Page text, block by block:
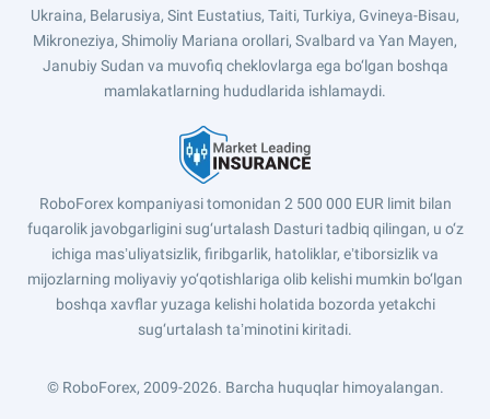
Ukraina, Belarusiya, Sint Eustatius, Taiti, Turkiya, Gvineya-Bisau,
Mikroneziya, Shimoliy Mariana orollari, Svalbard va Yan Mayen,
Janubiy Sudan va muvofiq cheklovlarga ega bo‘lgan boshqa
mamlakatlarning hududlarida ishlamaydi.
RoboForex kompaniyasi tomonidan 2 500 000 EUR limit bilan
fuqarolik javobgarligini sug‘urtalash Dasturi tadbiq qilingan, u o‘z
ichiga masʼuliyatsizlik, firibgarlik, hatoliklar, eʼtiborsizlik va
mijozlarning moliyaviy yo‘qotishlariga olib kelishi mumkin bo‘lgan
boshqa xavflar yuzaga kelishi holatida bozorda yetakchi
sug‘urtalash taʼminotini kiritadi.
© RoboForex, 2009-2026. Barcha huquqlar himoyalangan.